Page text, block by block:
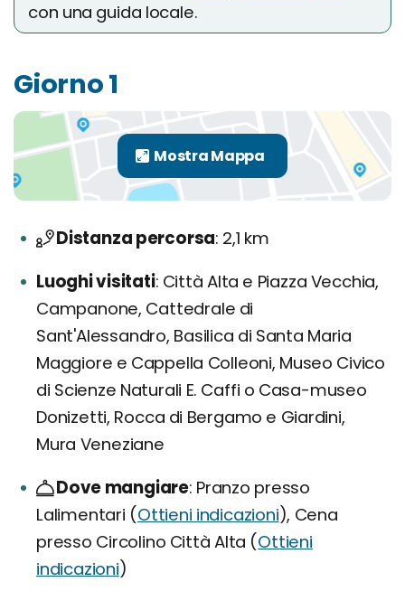
con una guida locale.
Giorno 1
Distanza percorsa 2,1 km
Luoghi visitati Città Alta e Piazza Vecchia,
Campanone, Cattedrale di
Sant'Alessandro, Basilica di Santa Maria
Maggiore e Cappella Colleoni, Museo Civico
di Scienze Naturali E. Caffi o Casa-museo
Donizetti, Rocca di Bergamo e Giardini,
Mura Veneziane
Dove mangiare Pranzo presso
Lalimentari (Ottieni indicazioni), Cena
presso Circolino Città Alta (Ottieni
indicazioni)